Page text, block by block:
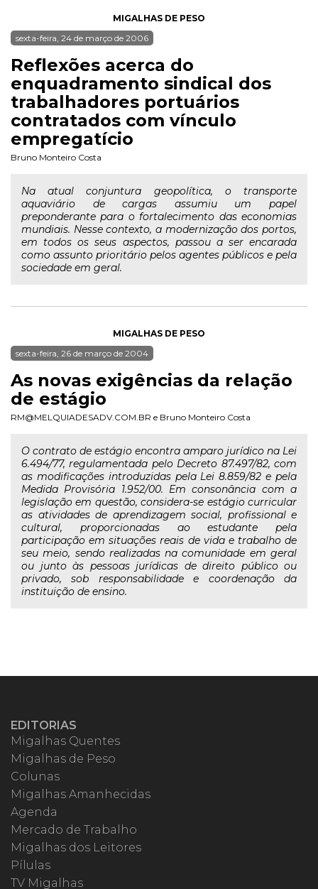
MIGALHAS DE PESO
sexta-feira, 24 de março de 2006
Reflexões acerca do
enquadramento sindical dos
trabalhadores portuários
contratados com vínculo
empregatício
Bruno Monteiro Costa
Na atual conjuntura geopolítica, o transporte
aquaviário de cargas assumiu um papel
preponderante para o fortalecimento das economias
mundiais. Nesse contexto, a modernização dos portos,
em todos os seus aspectos, passou a ser encarada
como assunto prioritário pelos agentes públicos e pela
sociedade em geral.
MIGALHAS DE PESO
sexta-feira, 26 de março de 2004
As novas exigências da relação
de estágio
RM@MELQUIADESADV.COM.BR e Bruno Monteiro Costa
O contrato de estágio encontra amparo jurídico na Lei
6.494/77, regulamentada pelo Decreto 87.497/82, com
as modificações introduzidas pela Lei 8.859/82 e pela
Medida Provisória 1.952/00. Em consonância com a
legislação em questão, considera-se estágio curricular
as atividades de aprendizagem social, profissional e
cultural, proporcionadas ao estudante pela
participação em situações reais de vida e trabalho de
seu meio, sendo realizadas na comunidade em geral
ou junto às pessoas jurídicas de direito público ou
privado, sob responsabilidade e coordenação da
instituição de ensino.
EDITORIAS
Migalhas Quentes
Migalhas de Peso
Colunas
Migalhas Amanhecidas
Agenda
Mercado de Trabalho
Migalhas dos Leitores
Pílulas
TV Migalhas